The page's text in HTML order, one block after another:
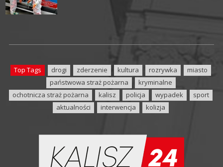
Top Tags drogi zderzenie kultura rozrywka
miasto
państwowa straż pożarna
kryminalne
ochotnicza straż pożarna
kalisz policja wypadek
sport
aktualności
interwencja kolizja